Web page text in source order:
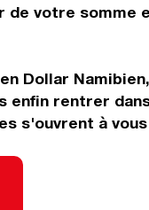
votre somme
Dollar
enfin rentrer
s'ouvrent à vous